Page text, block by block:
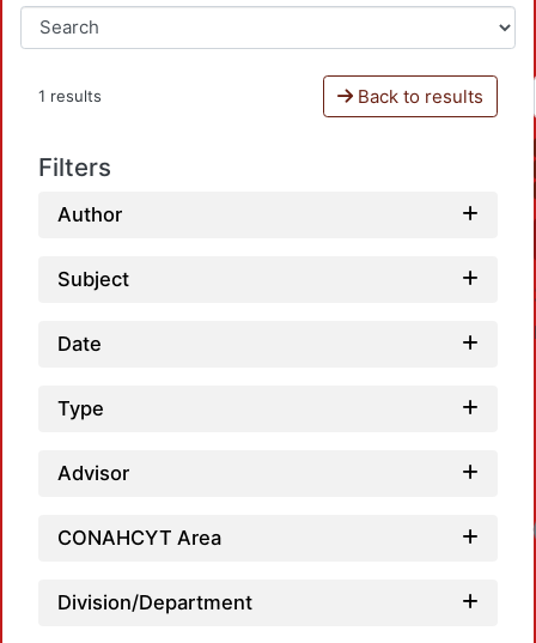
1 results Back to results
Filters
Author
Subject
Date
Type
Advisor
CONAHCYT Area
Division/Department